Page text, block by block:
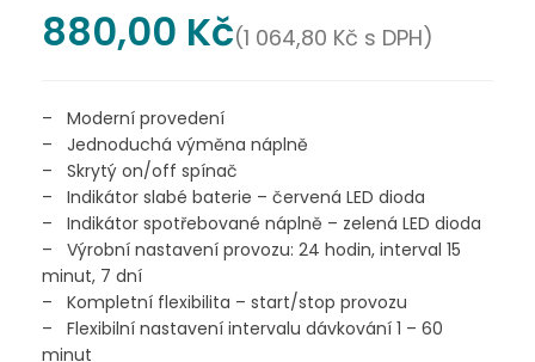
880,00 Kč(1 064,80 Kč s DPH)
– Moderní provedení
– Jednoduchá výměna náplně
– Skrytý on/off spínač
– Indikátor slabé baterie – červená LED dioda
– Indikátor spotřebované náplně – zelená LED dioda
– Výrobní nastavení provozu: 24 hodin, interval 15
minut, 7 dní
– Kompletní flexibilita – start/stop provozu
– Flexibilní nastavení intervalu dávkování 1 – 60
minut